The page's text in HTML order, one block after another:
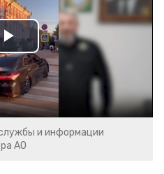
Play
Video
и информации
АО